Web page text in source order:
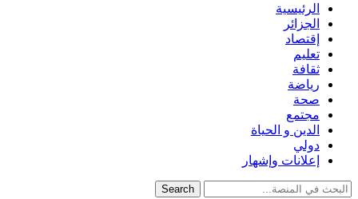
الرئيسية
الجزائر
إقتصاد
تعليم
ثقافة
رياضة
صحة
مجتمع
الدين و الحياة
دولي
إعلانات وإشهار
Search